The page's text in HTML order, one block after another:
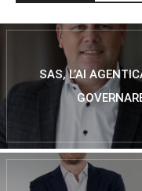
SAS, L’AI